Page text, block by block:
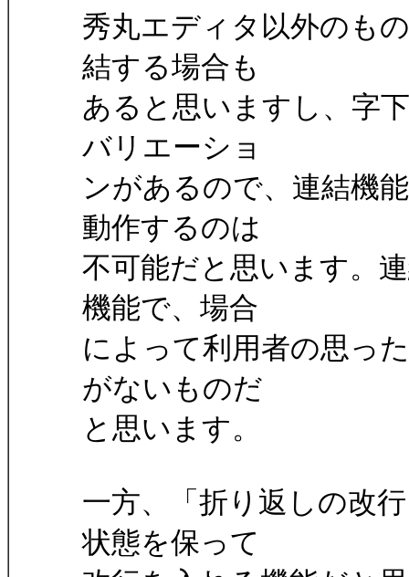
秀丸エディタ以外のも
結する場合も
あると思いますし、字
バリエーショ
ンがあるので、連結機
動作するのは
不可能だと思います。
機能で、場合
によって利用者の思っ
がないものだ
と思います。
一方、「折り返しの改
状態を保って